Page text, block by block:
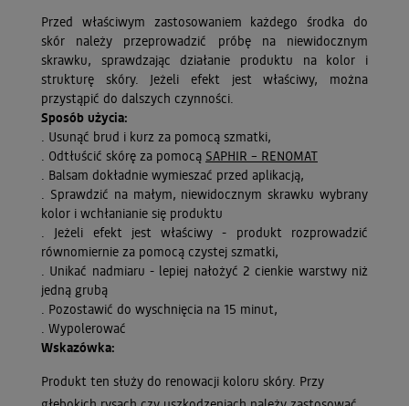
Przed właściwym zastosowaniem każdego środka do
skór należy przeprowadzić próbę na niewidocznym
skrawku, sprawdzając działanie produktu na kolor i
strukturę skóry. Jeżeli efekt jest właściwy, można
przystąpić do dalszych czynności.
Sposób użycia:
. Usunąć brud i kurz za pomocą szmatki,
. Odtłuścić skórę za pomocą SAPHIR – RENOMAT
. Balsam dokładnie wymieszać przed aplikacją,
. Sprawdzić na małym, niewidocznym skrawku wybrany
kolor i wchłanianie się produktu
. Jeżeli efekt jest właściwy - produkt rozprowadzić
równomiernie za pomocą czystej szmatki,
. Unikać nadmiaru - lepiej nałożyć 2 cienkie warstwy niż
jedną grubą
. Pozostawić do wyschnięcia na 15 minut,
. Wypolerować
Wskazówka:
Produkt ten służy do renowacji koloru skóry. Przy